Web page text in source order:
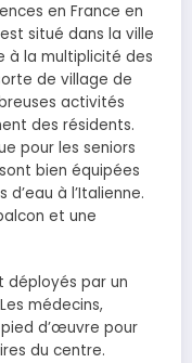
en France en
situé dans la ville
à la multiplicité des
de village de
activités
des résidents.
pour les seniors
bien équipées
à l’Italienne.
et une
déployés par un
médecins,
d’œuvre pour
du centre.